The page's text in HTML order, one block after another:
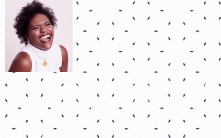
Para que todos vejam, e saibam, e considerem, e juntamente
entendam que a mão do Senhor fez isto
Isaías 41:20